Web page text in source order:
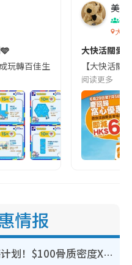
玩轉百佳生活精品系列】 易
美食
著
大快
大快活關愛
【大快活
阅读更多
情报
港大推赛马会强化骨骼计划！$100骨质密度X光检查 完成免费运动训练送超市礼券！附参加资格